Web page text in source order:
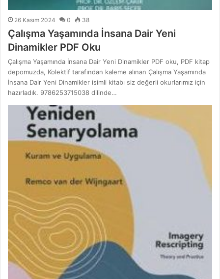
26 Kasım 2024 0 38
Çalışma Yaşamında İnsana Dair Yeni
Dinamikler PDF Oku
Çalışma Yaşamında İnsana Dair Yeni Dinamikler PDF oku, PDF kitap
depomuzda, Kolektif tarafından kaleme alınan Çalışma Yaşamında
İnsana Dair Yeni Dinamikler isimli kitabı siz değerli okurlarımız için
hazırladık. 9786253715038 dilinde…